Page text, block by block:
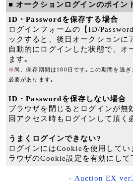
■ オークションログインのポイン
ID・Passwordを保存する場合
ログインフォームの【ID/
ックすると、後日オークションに
自動的にログインした状態で、オ
ます｡
※尚、保存期間は180日です｡この期間を過ぎ
必要があります｡
ID・Passwordを保存しない場合
ブラウザを閉じるとログインが無
回アクセス時もログインして頂く
うまくログインできない?
ログインにはCookieを使用して
ラウザのCookie設定を有効にして
- Auction EX